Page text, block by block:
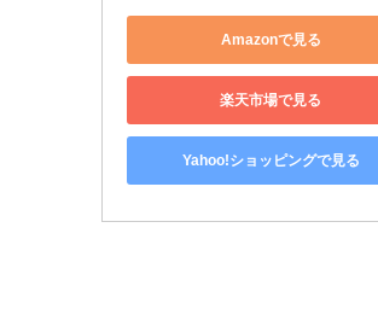
Amazonで見る
楽天市場で見る
Yahoo!ショッピングで見る